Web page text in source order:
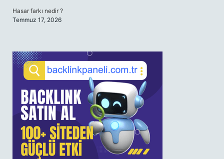
Hasar farkı nedir ?
Temmuz 17, 2026